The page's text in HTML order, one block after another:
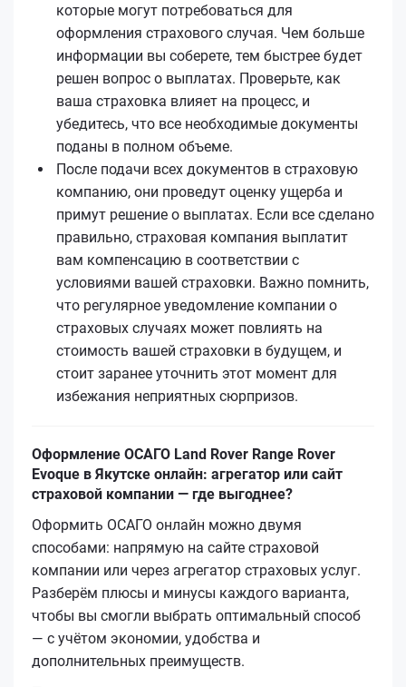
которые могут потребоваться для
оформления страхового случая. Чем больше
информации вы соберете, тем быстрее будет
решен вопрос о выплатах. Проверьте, как
ваша страховка влияет на процесс, и
убедитесь, что все необходимые документы
поданы в полном объеме.
После подачи всех документов в страховую
компанию, они проведут оценку ущерба и
примут решение о выплатах. Если все сделано
правильно, страховая компания выплатит
вам компенсацию в соответствии с
условиями вашей страховки. Важно помнить,
что регулярное уведомление компании о
страховых случаях может повлиять на
стоимость вашей страховки в будущем, и
стоит заранее уточнить этот момент для
избежания неприятных сюрпризов.
Оформление ОСАГО Land Rover Range Rover
Evoque в Якутске онлайн: агрегатор или сайт
страховой компании — где выгоднее?
Оформить ОСАГО онлайн можно двумя
способами: напрямую на сайте страховой
компании или через агрегатор страховых услуг.
Разберём плюсы и минусы каждого варианта,
чтобы вы смогли выбрать оптимальный способ
— с учётом экономии, удобства и
дополнительных преимуществ.